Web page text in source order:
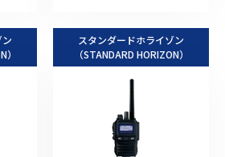
）
スタンダードホライゾン
（STANDARD HORIZON）